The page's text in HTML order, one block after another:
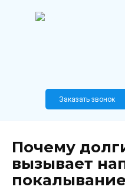
Заказать звонок
Почему
вызывает